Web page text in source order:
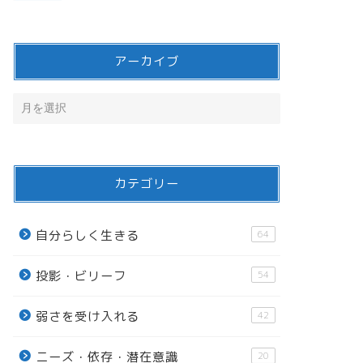
アーカイブ
カテゴリー
自分らしく生きる 64
投影・ビリーフ 54
弱さを受け入れる 42
ニーズ・依存・潜在意識 20